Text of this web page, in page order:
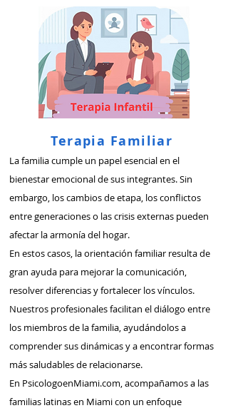
Terapia Familiar
La familia cumple un papel esencial en el
bienestar emocional de sus integrantes. Sin
embargo, los cambios de etapa, los conflictos
entre generaciones o las crisis externas pueden
afectar la armonía del hogar.
En estos casos, la orientación familiar resulta de
gran ayuda para mejorar la comunicación,
resolver diferencias y fortalecer los vínculos.
Nuestros profesionales facilitan el diálogo entre
los miembros de la familia, ayudándolos a
comprender sus dinámicas y a encontrar formas
más saludables de relacionarse.
En PsicologoenMiami.com, acompañamos a las
familias latinas en Miami con un enfoque